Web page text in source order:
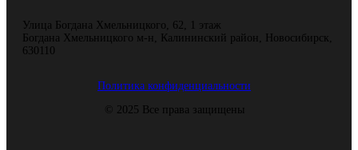
Улица Богдана Хмельницкого, 62, ​1 этаж
Богдана Хмельницкого м-н, Калининский район, Новосибирск,
630110
Политика конфиденциальности
© 2025 Все права защищены